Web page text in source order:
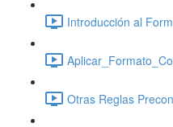
Introducción al
Otras Reglas